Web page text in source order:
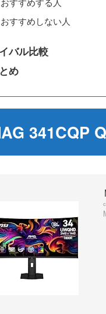
おすすめしない人
バル比較
め
341CQP